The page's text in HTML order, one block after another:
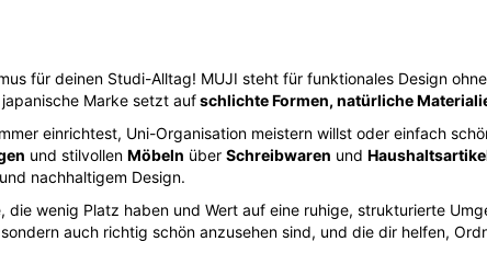
für deinen Studi-Alltag! MUJI steht für funktionales Design
Marke setzt aufschlichte Formen, natürliche
einrichtest, Uni-Organisation meistern willst oder einfach
und stilvollen Möbeln über Schreibwaren und
nachhaltigem Design.
die wenig Platz haben und Wert auf eine ruhige, strukturierte
auch richtig schön anzusehen sind, und die dir helfen,